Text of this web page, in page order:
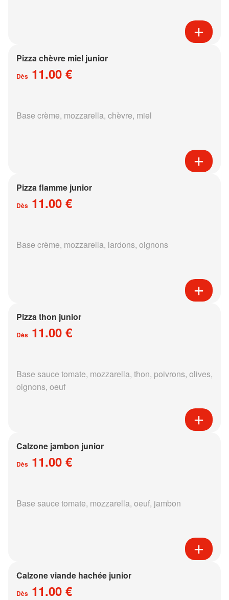
Pizza chèvre miel junior
Dès 11.00 €
Base crème, mozzarella, chèvre, miel
Pizza flamme junior
Dès 11.00 €
Base crème, mozzarella, lardons, oignons
Pizza thon junior
Dès 11.00 €
Base sauce tomate, mozzarella, thon, poivrons, olives,
oignons, oeuf
Calzone jambon junior
Dès 11.00 €
Base sauce tomate, mozzarella, oeuf, jambon
Calzone viande hachée junior
Dès 11.00 €